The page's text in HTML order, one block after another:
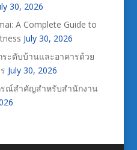
30, 2026
A Complete Guide to
July 30, 2026
ระดับบ้านและอาคารด้วย
July 30, 2026
รณ์สำคัญสำหรับสำนักงาน